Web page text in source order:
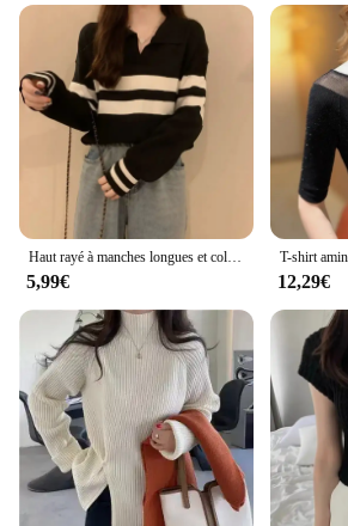
Haut rayé à manches longues et col polo pour femme, chemise confortable, style Hong Kong, petite personnalité, paresseux, automne
5,99€ 12,29€